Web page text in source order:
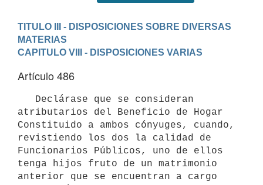
TITULO III - DISPOSICIONES SOBRE DIVERSAS
MATERIAS
CAPITULO VIII - DISPOSICIONES VARIAS
Artículo 486
atributarios del Beneficio de Hogar
Constituido a ambos cónyuges, cuando,
revistiendo los dos la calidad de
Funcionarios Públicos, uno de ellos
tenga hijos fruto de un matrimonio
anterior que se encuentran a cargo